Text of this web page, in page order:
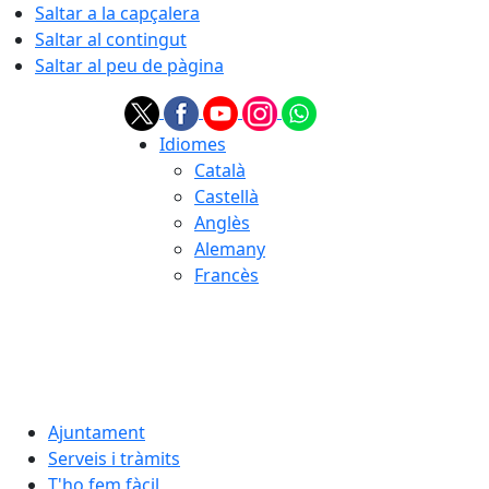
Saltar a la capçalera
Saltar al contingut
Saltar al peu de pàgina
Idiomes
Català
Castellà
Anglès
Alemany
Francès
Ajuntament
Serveis i tràmits